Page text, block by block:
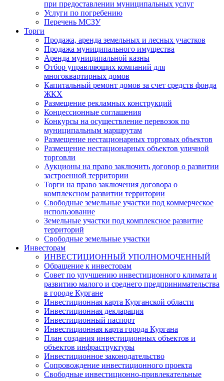
при предоставлении муниципальных услуг
Услуги по погребению
Перечень МСЗУ
Торги
Продажа, аренда земельных и лесных участков
Продажа муниципального имущества
Аренда муниципальной казны
Отбор управляющих компаний для
многоквартирных домов
Капитальный ремонт домов за счет средств фонда
ЖКХ
Размещение рекламных конструкций
Концессионные соглашения
Конкурсы на осуществление перевозок по
муниципальным маршрутам
Размещение нестационарных торговых объектов
Размещение нестационарных объектов уличной
торговли
Аукционы на право заключить договор о развитии
застроенной территории
Торги на право заключения договора о
комплексном развитии территории
Свободные земельные участки под коммерческое
использование
Земельные участки под комплексное развитие
территорий
Свободные земельные участки
Инвесторам
ИНВЕСТИЦИОННЫЙ УПОЛНОМОЧЕННЫЙ
Обращение к инвесторам
Совет по улучшению инвестиционного климата и
развитию малого и среднего предпринимательства
в городе Кургане
Инвестиционная карта Курганской области
Инвестиционная декларация
Инвестиционный паспорт
Инвестиционная карта города Кургана
План создания инвестиционных объектов и
объектов инфраструктуры
Инвестиционное законодательство
Сопровождение инвестиционного проекта
Свободные инвестиционно-привлекательные